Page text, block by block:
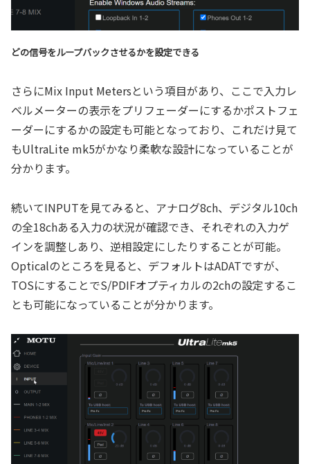
どの信号をループバックさせるかを設定できる
さらにMix Input Metersという項目があり、ここで入力レ
ベルメーターの表示をプリフェーダーにするかポストフェ
ーダーにするかの設定も可能となっており、これだけ見て
もUltraLite mk5がかなり柔軟な設計になっていることが
分かります。
続いてINPUTを見てみると、アナログ8ch、デジタル10ch
の全18chある入力の状況が確認でき、それぞれの入力ゲ
インを調整しあり、逆相設定にしたりすることが可能。
Opticalのところを見ると、デフォルトはADATですが、
TOSにすることでS/PDIFオプティカルの2chの設定するこ
とも可能になっていることが分かります。